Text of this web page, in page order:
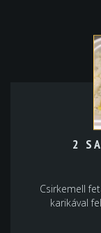
2
Csirkemell
karikával